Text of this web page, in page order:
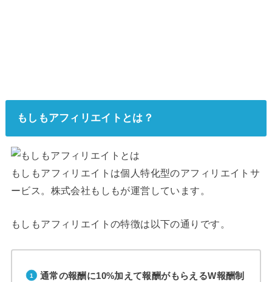
もしもアフィリエイトとは？
もしもアフィリエイトは個人特化型のアフィリエイトサ
ービス。株式会社もしもが運営しています。
もしもアフィリエイトの特徴は以下の通りです。
通常の報酬に10%加えて報酬がもらえるW報酬制